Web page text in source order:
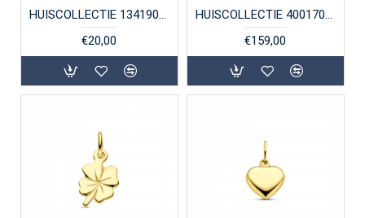
HUISCOLLECTIE 1341903 ZILVEREN HANGER EENHOORN GERHODINEERD
€20,00
HUISCOLLECTIE 4001707 GOUDEN KLOMPJE
€159,00